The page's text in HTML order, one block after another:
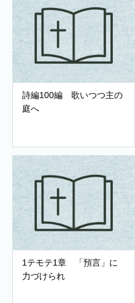
詩編100編 歌いつつ主の
庭へ
1テモテ1章 「預言」に
力づけられ